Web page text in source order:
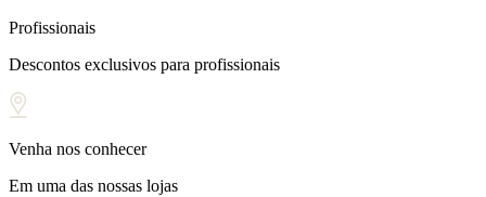
Profissionais
Descontos exclusivos para profissionais
Venha nos conhecer
Em uma das nossas lojas